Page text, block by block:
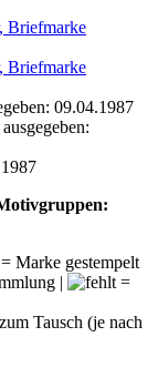
Briefmarke
Briefmarke
09.04.1987
ausgegeben:
= Marke gestempelt
|
=
Tausch (je nach